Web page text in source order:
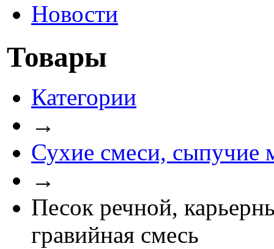
Новости
Товары
Категории
→
Сухие смеси, сыпучие
→
Песок речной,
гравийная смесь